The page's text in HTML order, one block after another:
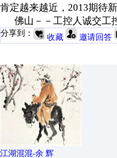
肯定越来越近， 2013期待
佛山－－工控人诚交工
分享到： 收藏 邀请回答
江湖混混-余 辉